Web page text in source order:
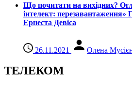
Що почитати на вихідних?
інтелект: перезавантаження»
Ернеста Девіса
26.11.2021 Олена
ТЕЛЕКОМ